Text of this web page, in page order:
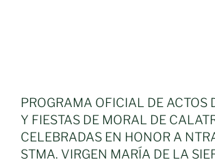
PROGRAMA OFICIAL DE ACTOS
Y FIESTAS DE MORAL DE
CELEBRADAS EN HONOR A
STMA. VIRGEN MARÍA DE LA